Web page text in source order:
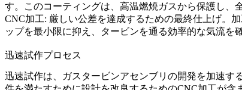
す。このコーティングは、高温燃焼ガスから保護し、
CNC加工: 厳しい公差を達成するための最終仕上げ。
ップを最小限に抑え、タービンを通る効率的な気流を
迅速試作プロセス
迅速試作は、ガスタービンアセンブリの開発を加速す